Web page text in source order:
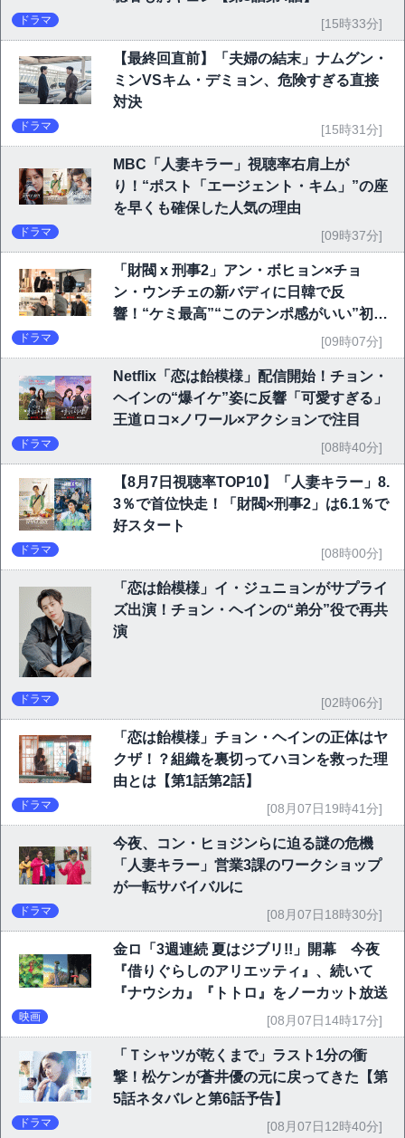
ドラマ [15時33分]
【最終回直前】「夫婦の結末」ナムグン・
ミンVSキム・デミョン、危険すぎる直接
対決
ドラマ [15時31分]
MBC「人妻キラー」視聴率右肩上が
り！“ポスト「エージェント・キム」”の座
を早くも確保した人気の理由
ドラマ [09時37分]
「財閥 x 刑事2」アン・ボヒョン×チョ
ン・ウンチェの新バディに日韓で反
響！“ケミ最高”“このテンポ感がいい”初回
ドラマ [09時07分]
Netflix「恋は飴模様」配信開始！チョン・
ヘインの“爆イケ”姿に反響「可愛すぎる」
王道ロコ×ノワール×アクションで注目
ドラマ [08時40分]
【8月7日視聴率TOP10】「人妻キラー」8.
3％で首位快走！「財閥×刑事2」は6.1％で
好スタート
ドラマ [08時00分]
「恋は飴模様」イ・ジュニョンがサプライ
ズ出演！チョン・ヘインの“弟分”役で再共
演
ドラマ [02時06分]
「恋は飴模様」チョン・ヘインの正体はヤ
クザ！？組織を裏切ってハヨンを救った理
由とは【第1話第2話】
ドラマ [08月07日19時41分]
今夜、コン・ヒョジンらに迫る謎の危機
「人妻キラー」営業3課のワークショップ
が一転サバイバルに
ドラマ [08月07日18時30分]
金ロ「3週連続 夏はジブリ!!」開幕 今夜
『借りぐらしのアリエッティ』、続いて
『ナウシカ』『トトロ』をノーカット放送
映画 [08月07日14時17分]
「Ｔシャツが乾くまで」ラスト1分の衝
撃！松ケンが蒼井優の元に戻ってきた【第
5話ネタバレと第6話予告】
ドラマ [08月07日12時40分]